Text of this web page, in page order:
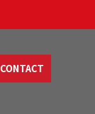
CONTACT